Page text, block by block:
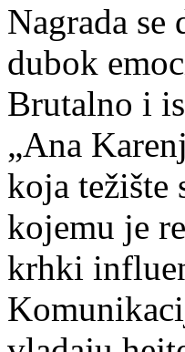
Nagrada
dubok
Brutalno i
„Ana
koja težište
kojemu je
krhki